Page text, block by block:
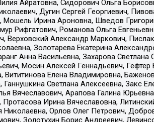
Айратовна, Сидорович Ольга
Дугин Сергей Георгиевич,
Мошель Ирина Ароновна, Шведов
Рифгатович, Романова Ольга
Верховский Александр Маркович,
Золотарева Екатерина
Анна Васильевна, Захарова
Мосин Алексей Геннадьевич,
Вититинова Елена Владимировна,
Ганнушкина Светлана Алексеевна, Закс
Вячеславович, Арапова Галина
Протасова Ирина Вячеславовна,
Николаевна, Орлов Олег Петрович,
Золотухин Борис Андреевич,